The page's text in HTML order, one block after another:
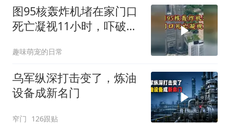
图95核轰炸机堵在家门口
死亡凝视11小时，吓破胆
趣味萌宠的日常
乌军纵深打击变了，炼油
设备成新名门
窄门 126跟贴